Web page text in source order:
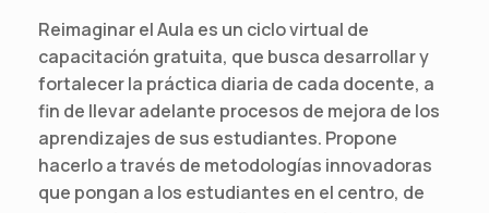
Reimaginar el Aula es un ciclo virtual de
capacitación gratuita, que busca desarrollar y
fortalecer la práctica diaria de cada docente, a
fin de llevar adelante procesos de mejora de los
aprendizajes de sus estudiantes. Propone
hacerlo a través de metodologías innovadoras
que pongan a los estudiantes en el centro, de